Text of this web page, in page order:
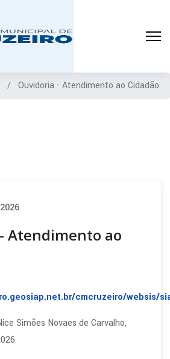
Ouvidoria - Atendimento ao Cidadão
Atendimento ao
cmcruzeiro/websis/
Simões Novaes de Carvalho,